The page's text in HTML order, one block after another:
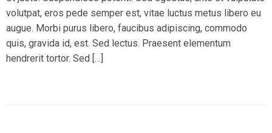
volutpat, eros pede semper est, vitae luctus metus libero eu
augue. Morbi purus libero, faucibus adipiscing, commodo
quis, gravida id, est. Sed lectus. Praesent elementum
hendrerit tortor. Sed […]